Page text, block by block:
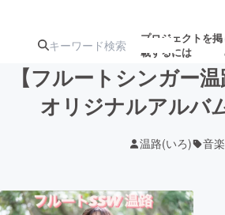
プロジェクトを掲
載するには
注目の新着プロ
ジェクト
募集
ロジェ
アート・写真
【フルートシンガー
オリジナルアルバ
温路(いろ) 音楽